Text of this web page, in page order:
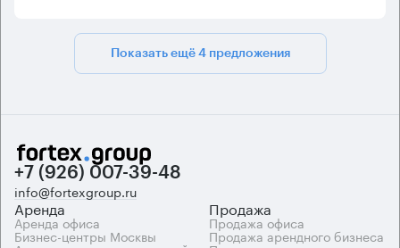
Показать ещё 4 предложения
+7 (926) 007-39-48
info@fortexgroup.ru
Аренда
Аренда офиса
Бизнес-центры Москвы
Продажа
Продажа офиса
Продажа арендного бизнеса